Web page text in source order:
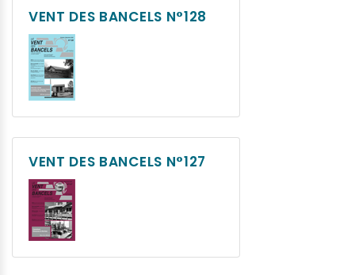
VENT DES BANCELS N°128
VENT DES BANCELS N°127